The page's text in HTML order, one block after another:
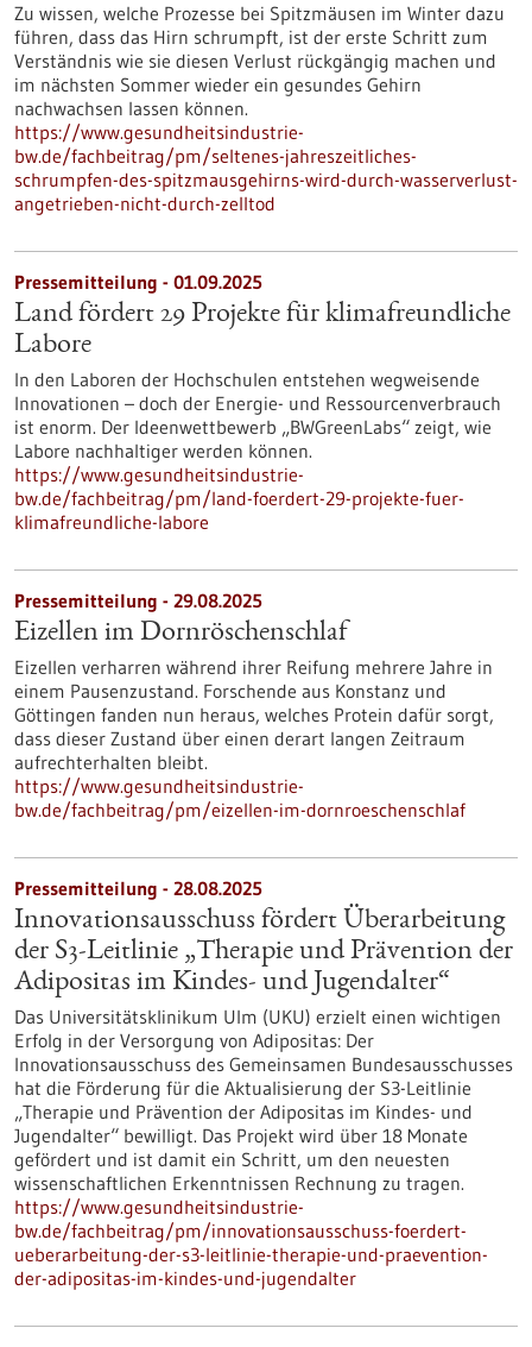
Zu wissen, welche Prozesse bei Spitzmäusen im Winter dazu
führen, dass das Hirn schrumpft, ist der erste Schritt zum
Verständnis wie sie diesen Verlust rückgängig machen und
im nächsten Sommer wieder ein gesundes Gehirn
nachwachsen lassen können.
https://www.gesundheitsindustrie-
bw.de/fachbeitrag/pm/seltenes-jahreszeitliches-
schrumpfen-des-spitzmausgehirns-wird-durch-wasserverlust-
angetrieben-nicht-durch-zelltod
Pressemitteilung - 01.09.2025
Land fördert 29 Projekte für klimafreundliche
Labore
In den Laboren der Hochschulen entstehen wegweisende
Innovationen – doch der Energie- und Ressourcenverbrauch
ist enorm. Der Ideenwettbewerb „BWGreenLabs“ zeigt, wie
Labore nachhaltiger werden können.
https://www.gesundheitsindustrie-
bw.de/fachbeitrag/pm/land-foerdert-29-projekte-fuer-
klimafreundliche-labore
Pressemitteilung - 29.08.2025
Eizellen im Dornröschenschlaf
Eizellen verharren während ihrer Reifung mehrere Jahre in
einem Pausenzustand. Forschende aus Konstanz und
Göttingen fanden nun heraus, welches Protein dafür sorgt,
dass dieser Zustand über einen derart langen Zeitraum
aufrechterhalten bleibt.
https://www.gesundheitsindustrie-
bw.de/fachbeitrag/pm/eizellen-im-dornroeschenschlaf
Pressemitteilung - 28.08.2025
Innovationsausschuss fördert Überarbeitung
der S3-​Leitlinie „Therapie und Prävention der
Adipositas im Kindes-​ und Jugendalter“
Das Universitätsklinikum Ulm (UKU) erzielt einen wichtigen
Erfolg in der Versorgung von Adipositas: Der
Innovationsausschuss des Gemeinsamen Bundesausschusses
hat die Förderung für die Aktualisierung der S3-​Leitlinie
„Therapie und Prävention der Adipositas im Kindes-​ und
Jugendalter“ bewilligt. Das Projekt wird über 18 Monate
gefördert und ist damit ein Schritt, um den neuesten
wissenschaftlichen Erkenntnissen Rechnung zu tragen.
https://www.gesundheitsindustrie-
bw.de/fachbeitrag/pm/innovationsausschuss-foerdert-
ueberarbeitung-der-s3-leitlinie-therapie-und-praevention-
der-adipositas-im-kindes-und-jugendalter